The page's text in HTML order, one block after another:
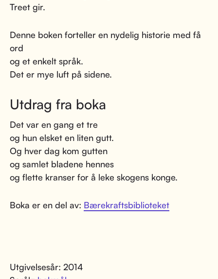
Treet gir.
Denne boken forteller en nydelig historie med få
ord
og et enkelt språk.
Det er mye luft på sidene.
Utdrag fra boka
Det var en gang et tre
og hun elsket en liten gutt.
Og hver dag kom gutten
og samlet bladene hennes
og flette kranser for å leke skogens konge.
Boka er en del av: Bærekraftsbiblioteket
Utgivelsesår: 2014